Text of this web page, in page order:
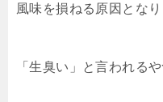
風味を損ねる原因となり
「生臭い」と言われるや